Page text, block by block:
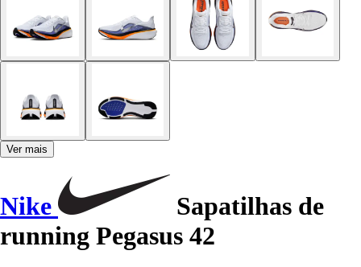
Ver mais
Nike
Sapatilhas de
running Pegasus 42